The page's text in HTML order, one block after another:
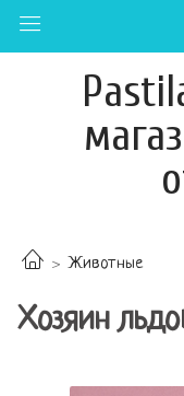
Животные
Хозяин